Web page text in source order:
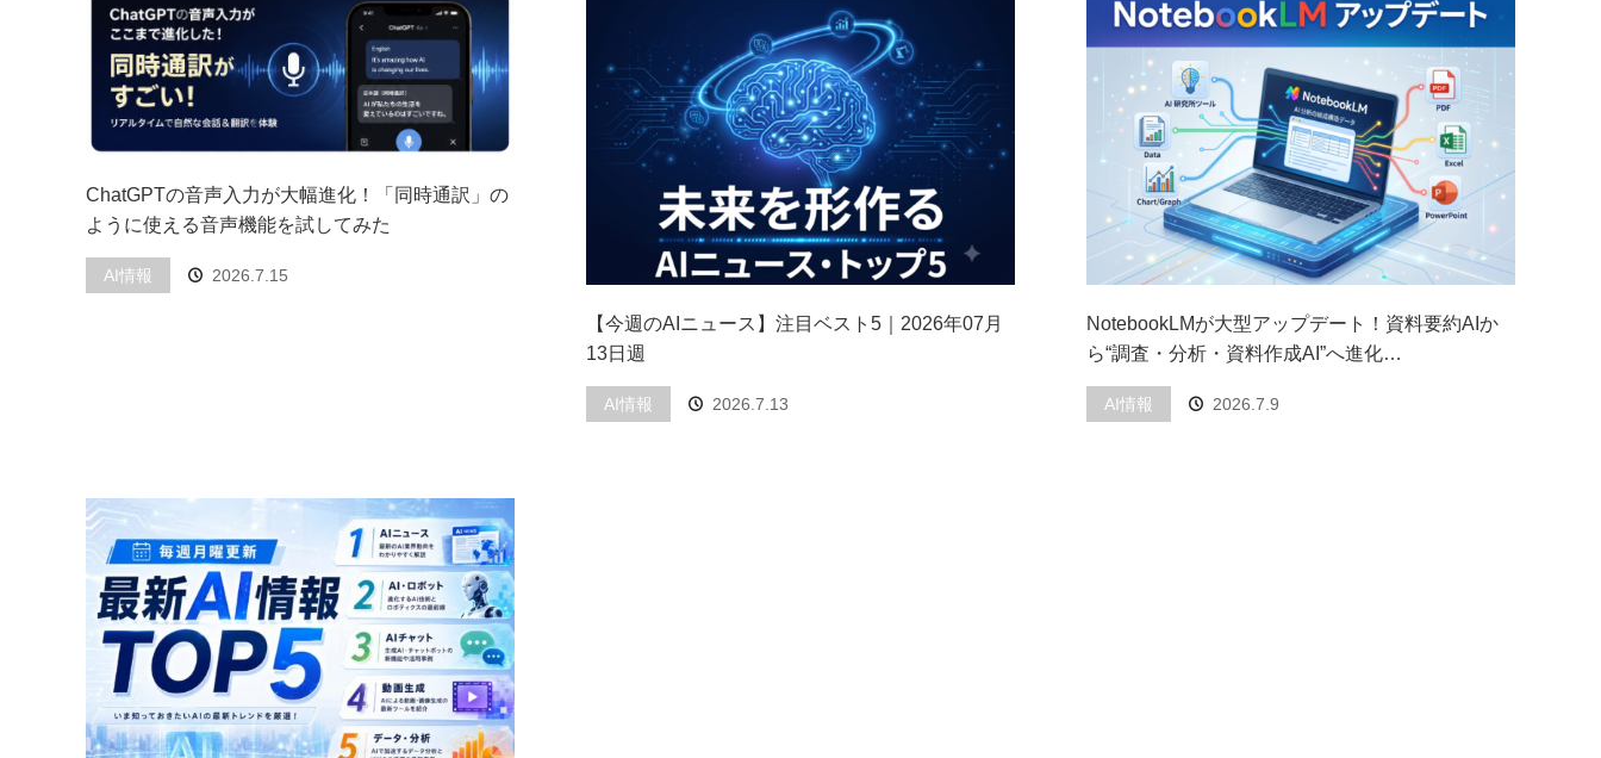
ChatGPTの音声入力が大幅進化！「同時通訳」の
ように使える音声機能を試してみた
AI情報 2026.7.15
【今週のAIニュース】注目ベスト5｜2026年07月
13日週
AI情報 2026.7.13
NotebookLMが大型アップデート！資料要約AIか
ら“調査・分析・資料作成AI”へ進化…
AI情報 2026.7.9